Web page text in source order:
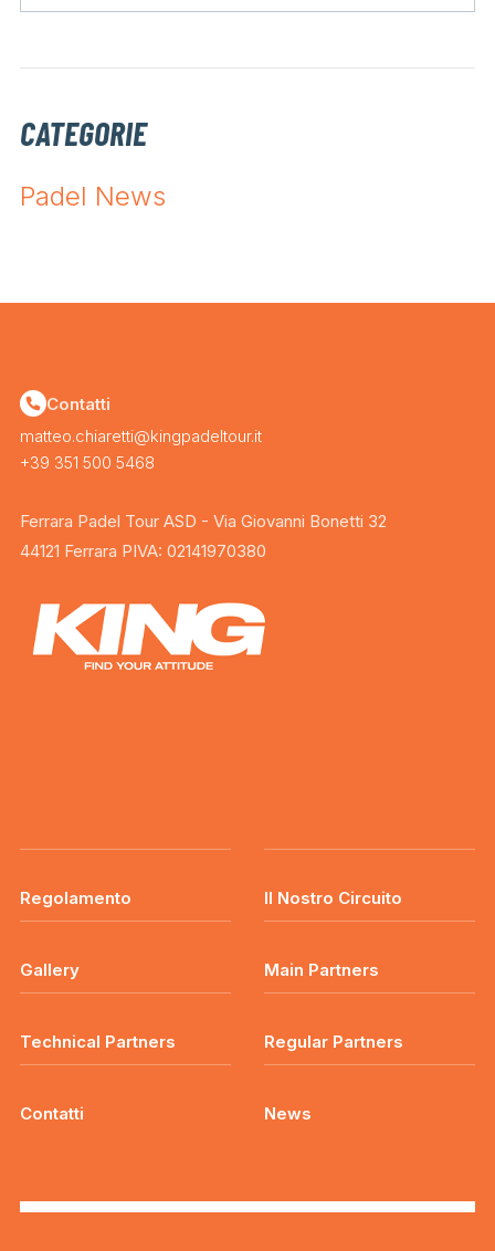
CATEGORIE
Padel News
Contatti
matteo.chiaretti@kingpadeltour.it
+39 351 500 5468
Ferrara Padel Tour ASD - Via Giovanni Bonetti 32
44121 Ferrara PIVA: 02141970380
Regolamento Il Nostro Circuito
Gallery Main Partners
Technical Partners Regular Partners
Contatti News